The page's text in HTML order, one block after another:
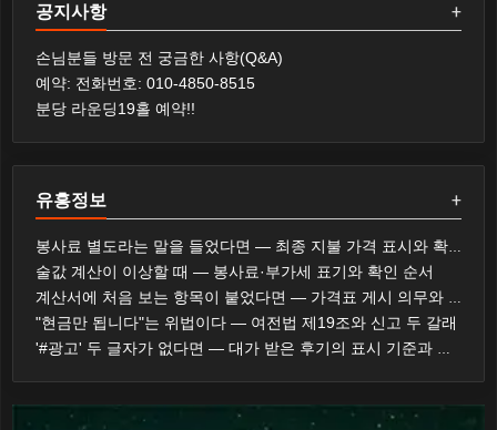
+
공지사항
손님분들 방문 전 궁금한 사항(Q&A)
예약: 전화번호: 010-4850-8515
분당 라운딩19홀 예약!!
+
유흥정보
봉사료 별도라는 말을 들었다면 — 최종 지불 가격 표시와 확인 순서
술값 계산이 이상할 때 — 봉사료·부가세 표기와 확인 순서
계산서에 처음 보는 항목이 붙었다면 — 가격표 게시 의무와 대응 순서
"현금만 됩니다"는 위법이다 — 여전법 제19조와 신고 두 갈래
'#광고' 두 글자가 없다면 — 대가 받은 후기의 표시 기준과 제재